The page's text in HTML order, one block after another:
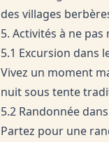
des villages
5. Activités à ne
5.1 Excursion dans
Vivez un moment
nuit sous tente
5.2 Randonnée
Partez pour une